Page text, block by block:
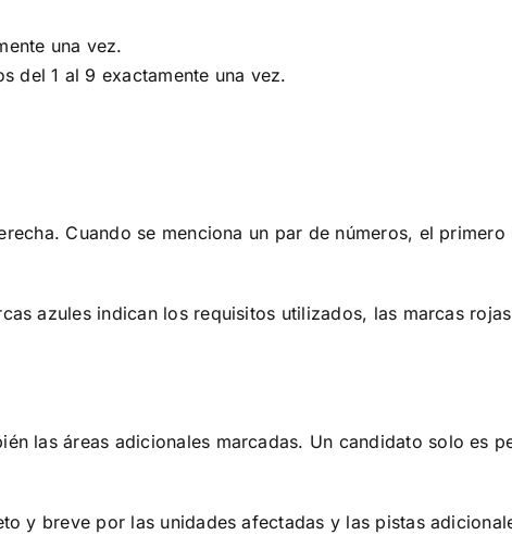
una vez.
del 1 al 9 exactamente una vez.
Cuando se menciona un par de números, el
azules indican los requisitos utilizados, las marcas
las áreas adicionales marcadas. Un candidato solo es
y breve por las unidades afectadas y las pistas